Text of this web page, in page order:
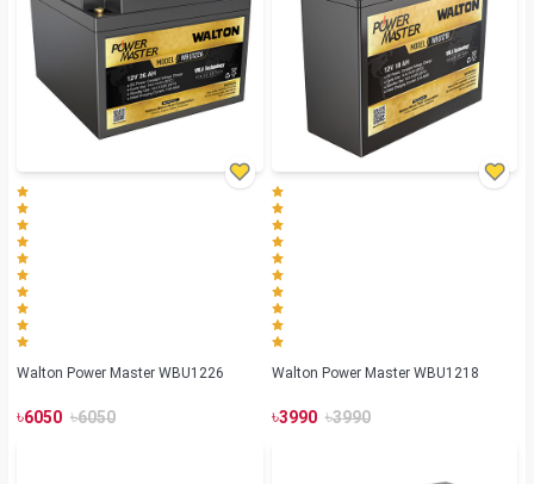
Walton Power Master WBU1226
৳6050 ৳6050
Walton Power Master WBU1218
৳3990 ৳3990